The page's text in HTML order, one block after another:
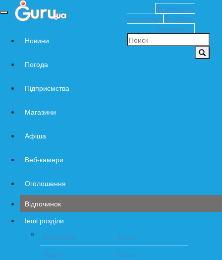
Навигация
Новини
Погода
Підприємства
Магазини
Афіша
Веб-камери
Оголошення
Відпочинок
Інші розділи
Бібліотека
Блоги
Відео
Влоги
Добавить
пансионат
Заявку
на отдых